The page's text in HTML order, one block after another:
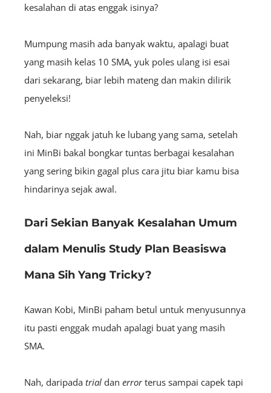
kesalahan di atas enggak isinya?
Mumpung masih ada banyak waktu, apalagi buat
yang masih kelas 10 SMA, yuk poles ulang isi esai
dari sekarang, biar lebih mateng dan makin dilirik
penyeleksi!
Nah, biar nggak jatuh ke lubang yang sama, setelah
ini MinBi bakal bongkar tuntas berbagai kesalahan
yang sering bikin gagal plus cara jitu biar kamu bisa
hindarinya sejak awal.
Dari Sekian Banyak Kesalahan Umum
dalam Menulis Study Plan Beasiswa
Mana Sih Yang Tricky?
Kawan Kobi, MinBi paham betul untuk menyusunnya
itu pasti enggak mudah apalagi buat yang masih
SMA.
Nah, daripada trial dan errorterus sampai capek tapi